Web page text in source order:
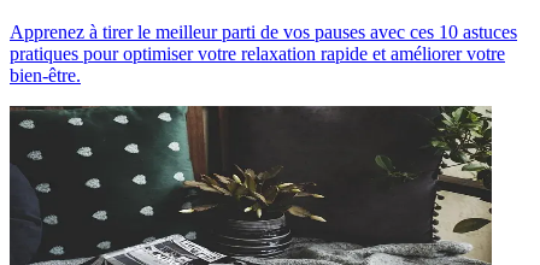
Apprenez à tirer le meilleur parti de vos pauses avec ces 10 astuces
pratiques pour optimiser votre relaxation rapide et améliorer votre
bien-être.